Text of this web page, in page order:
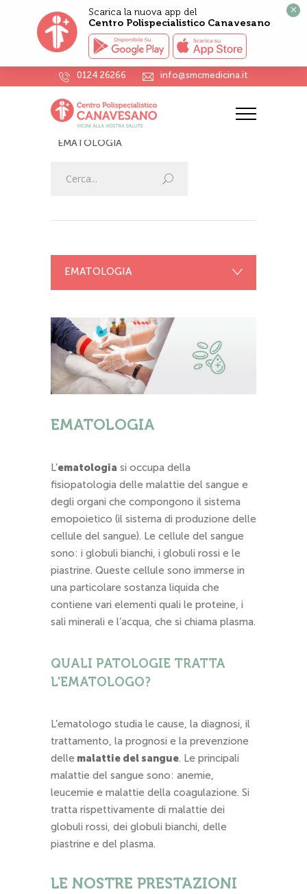
0124 26266 info@smcmedicina.it
EMATOLOGIA
HOME
VISITE SPECIALISTICHE
EMATOLOGIA
EMATOLOGIA
EMATOLOGIA
L’ematologia si occupa della
fisiopatologia delle malattie del sangue e
degli organi che compongono il sistema
emopoietico (il sistema di produzione delle
cellule del sangue). Le cellule del sangue
sono: i globuli bianchi, i globuli rossi e le
piastrine. Queste cellule sono immerse in
una particolare sostanza liquida che
contiene vari elementi quali le proteine, i
sali minerali e l’acqua, che si chiama plasma.
QUALI PATOLOGIE TRATTA
L'EMATOLOGO?
L’ematologo studia le cause, la diagnosi, il
trattamento, la prognosi e la prevenzione
delle malattie del sangue. Le principali
malattie del sangue sono: anemie,
leucemie e malattie della coagulazione. Si
tratta rispettivamente di malattie dei
globuli rossi, dei globuli bianchi, delle
piastrine e del plasma.
LE NOSTRE PRESTAZIONI
Scarica la nuova app del
Centro Polispecialistico Canavesano
×